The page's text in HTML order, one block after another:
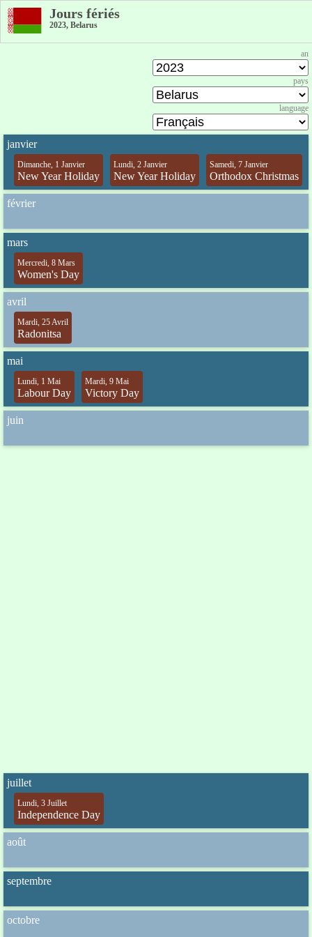
Jours fériés
2023, Belarus
an
pays
language
janvier
Dimanche, 1 Janvier
New Year Holiday
Lundi, 2 Janvier
New Year Holiday
Samedi, 7 Janvier
Orthodox Christmas
février
mars
Mercredi, 8 Mars
Women's Day
avril
Mardi, 25 Avril
Radonitsa
mai
Lundi, 1 Mai
Labour Day
Mardi, 9 Mai
Victory Day
juin
juillet
Lundi, 3 Juillet
Independence Day
août
septembre
octobre